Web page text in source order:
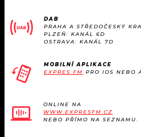
OSTATNÍ
DAB
PRAHA A STŘEDOČESKÝ
PLZEŇ: KANÁL 6D
OSTRAVA: KANÁL 7D
MOBILNÍ APLIKACE
EXPRES FM PRO IOS NEBO
ONLINE NA
WWW.EXPRESFM.CZ
NEBO PŘÍMO NA SEZNAMU.